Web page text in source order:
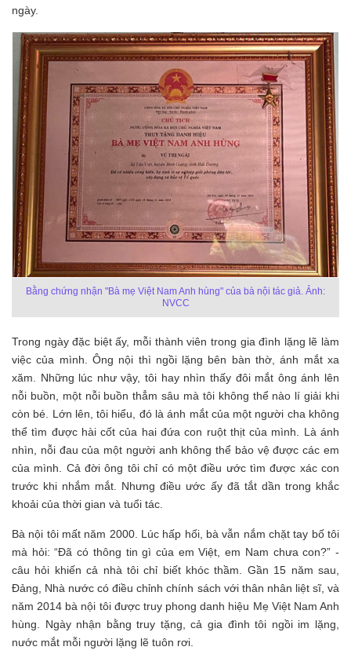
ngày.
Bằng chứng nhận "Bà mẹ Việt Nam Anh hùng" của bà nội tác giả. Ảnh:
NVCC
Trong ngày đặc biệt ấy, mỗi thành viên trong gia đình lặng lẽ làm
việc của mình. Ông nội thì ngồi lặng bên bàn thờ, ánh mắt xa
xăm. Những lúc như vậy, tôi hay nhìn thấy đôi mắt ông ánh lên
nỗi buồn, một nỗi buồn thẳm sâu mà tôi không thể nào lí giải khi
còn bé. Lớn lên, tôi hiểu, đó là ánh mắt của một người cha không
thể tìm được hài cốt của hai đứa con ruột thịt của mình. Là ánh
nhìn, nỗi đau của một người anh không thể bảo vệ được các em
của mình. Cả đời ông tôi chỉ có một điều ước tìm được xác con
trước khi nhắm mắt. Nhưng điều ước ấy đã tắt dần trong khắc
khoải của thời gian và tuổi tác.
Bà nội tôi mất năm 2000. Lúc hấp hối, bà vẫn nắm chặt tay bố tôi
mà hỏi: “Đã có thông tin gì của em Việt, em Nam chưa con?” -
câu hỏi khiến cả nhà tôi chỉ biết khóc thầm. Gần 15 năm sau,
Đảng, Nhà nước có điều chỉnh chính sách với thân nhân liệt sĩ, và
năm 2014 bà nội tôi được truy phong danh hiệu Mẹ Việt Nam Anh
hùng. Ngày nhận bằng truy tặng, cả gia đình tôi ngồi im lặng,
nước mắt mỗi người lặng lẽ tuôn rơi.